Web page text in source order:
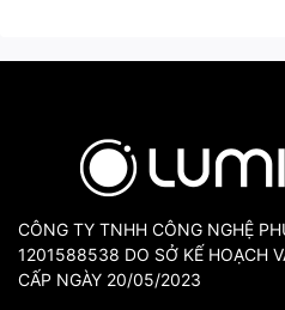
dây cho cầu
không nên sử
thanh nhôm
cầu thang
CÔNG TY TNHH CÔNG NGHỆ
1201588538 DO SỞ KẾ HOẠCH
CẤP NGÀY 20/05/2023